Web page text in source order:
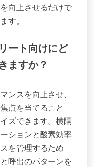
向上させるだけで
す。
ート向けにど
ますか？
ンスを向上させ、
点を当てること
ズできます。横隔
ションと酸素効率
を管理するため
呼出のパターンを